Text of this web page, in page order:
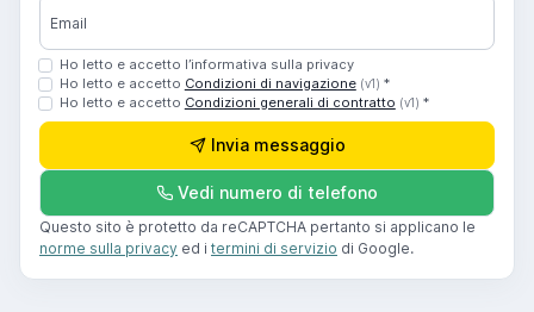
Email
Ho letto e accetto l’informativa sulla privacy
Ho letto e accetto Condizioni di navigazione (v1) *
Ho letto e accetto Condizioni generali di contratto (v1) *
Invia messaggio
Vedi numero di telefono
Questo sito è protetto da reCAPTCHA pertanto si applicano le
norme sulla privacy ed i termini di servizio di Google.